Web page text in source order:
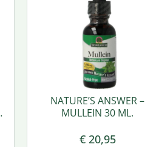
NATURE’S ANSWER –
MULLEIN 30 ML.
€20,95